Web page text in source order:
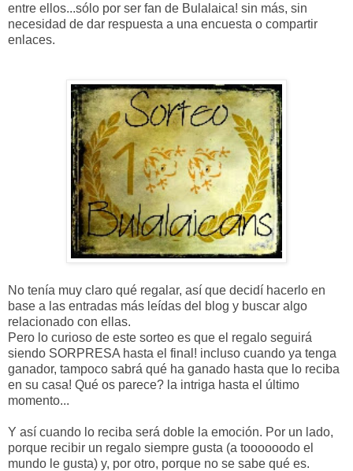
entre ellos...sólo por ser fan de Bulalaica! sin más, sin
necesidad de dar respuesta a una encuesta o compartir
enlaces.
No tenía muy claro qué regalar, así que decidí hacerlo en
base a las entradas más leídas del blog y buscar algo
relacionado con ellas.
Pero lo curioso de este sorteo es que el regalo seguirá
siendo SORPRESA hasta el final! incluso cuando ya tenga
ganador, tampoco sabrá qué ha ganado hasta que lo reciba
en su casa! Qué os parece? la intriga hasta el último
momento...
Y así cuando lo reciba será doble la emoción. Por un lado,
porque recibir un regalo siempre gusta (a toooooodo el
mundo le gusta) y, por otro, porque no se sabe qué es.